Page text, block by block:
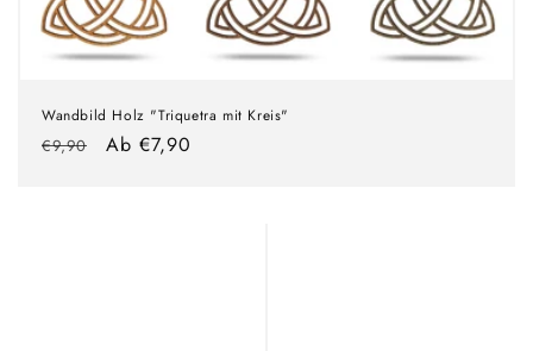
Wandbild Holz "Triquetra mit Kreis"
Normaler
€9,90 Verkaufspreis
Ab €7,90